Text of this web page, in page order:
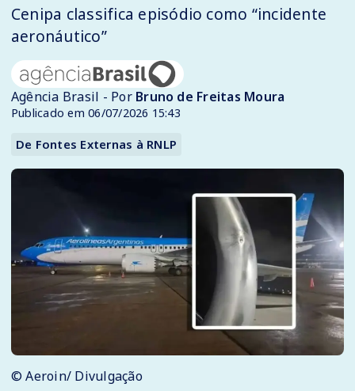
Cenipa classifica episódio como “incidente
aeronáutico”
Agência Brasil - Por Bruno de Freitas Moura
Publicado em 06/07/2026 15:43
De Fontes Externas à RNLP
© Aeroin/ Divulgação